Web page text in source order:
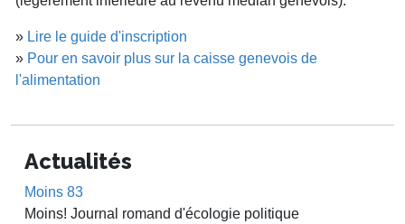
» Lire le guide d'inscription
» Pour en savoir plus sur la caisse genevois de
l'alimentation
Actualités
Moins 83
Moins! Journal romand d'écologie politique